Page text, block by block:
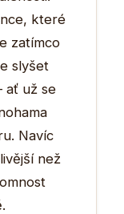
které
zatímco
slyšet
ať už se
Navíc
než